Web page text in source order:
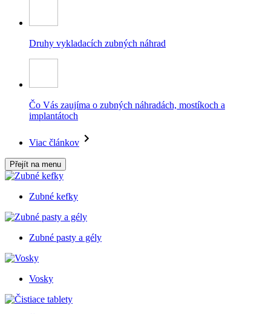
Druhy vykladacích zubných náhrad
Čo Vás zaujíma o zubných náhradách, mostíkoch a
implantátoch
Viac článkov
Přejít na menu
Zubné kefky
Zubné pasty a gély
Vosky